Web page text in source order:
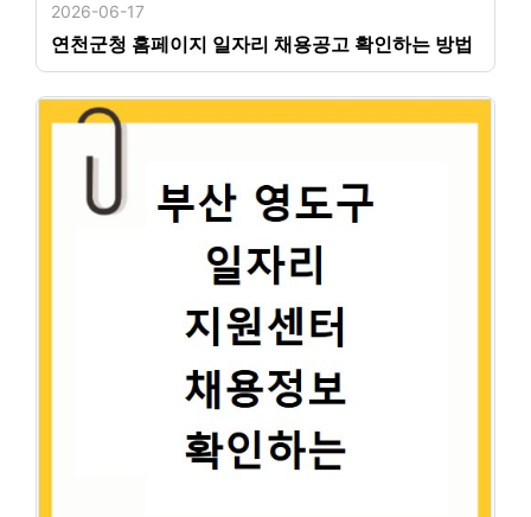
2026-06-17
연천군청 홈페이지 일자리 채용공고 확인하는 방법